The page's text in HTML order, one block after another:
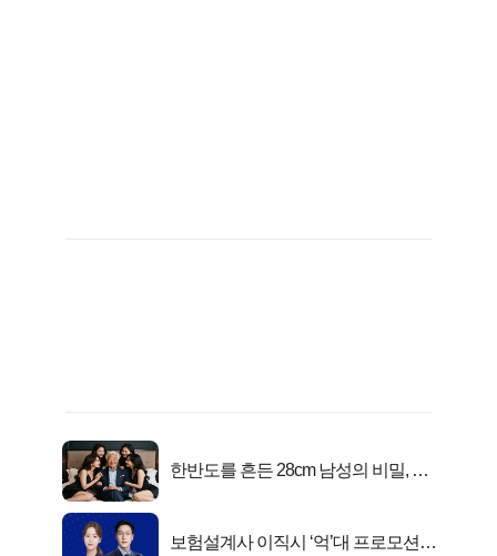
한반도를 흔든 28cm 남성의 비밀, 매
보험설계사 이직시 ‘억’대 프로모션!